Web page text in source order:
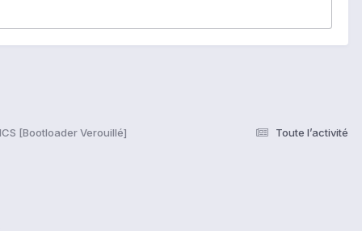
Toute l’activité
[Bootloader Verouillé]